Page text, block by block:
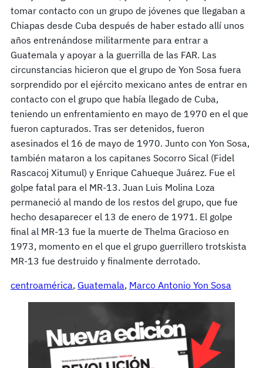
tomar contacto con un grupo de jóvenes que llegaban a
Chiapas desde Cuba después de haber estado allí unos
años entrenándose militarmente para entrar a
Guatemala y apoyar a la guerrilla de las FAR. Las
circunstancias hicieron que el grupo de Yon Sosa fuera
sorprendido por el ejército mexicano antes de entrar en
contacto con el grupo que había llegado de Cuba,
teniendo un enfrentamiento en mayo de 1970 en el que
fueron capturados. Tras ser detenidos, fueron
asesinados el 16 de mayo de 1970. Junto con Yon Sosa,
también mataron a los capitanes Socorro Sical (Fidel
Rascacoj Xitumul) y Enrique Cahueque Juárez. Fue el
golpe fatal para el MR-13. Juan Luis Molina Loza
permaneció al mando de los restos del grupo, que fue
hecho desaparecer el 13 de enero de 1971. El golpe
final al MR-13 fue la muerte de Thelma Gracioso en
1973, momento en el que el grupo guerrillero trotskista
MR-13 fue destruido y finalmente derrotado.
centroamérica, Guatemala, Marco Antonio Yon Sosa